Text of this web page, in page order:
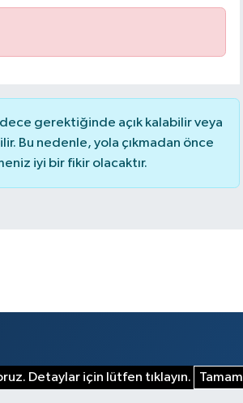
gerektiğinde açık kalabilir veya
Bu nedenle, yola çıkmadan önce
iyi bir fikir olacaktır.
Detaylar için lütfen tıklayın. Tamam